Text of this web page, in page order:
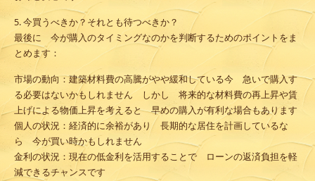
5. 今買うべきか？それとも待つべきか？
最後に 今が購入のタイミングなのかを判断するためのポイントをま
とめます：
市場の動向 ：建築材料費の高騰がやや緩和している今 急いで購入す
る必要はないかもしれません しかし 将来的な材料費の再上昇や賃
上げによる物価上昇を考えると 早めの購入が有利な場合もあります
個人の状況 ：経済的に余裕があり 長期的な居住を計画しているな
ら 今が買い時かもしれません
金利の状況 ：現在の低金利を活用することで ローンの返済負担を軽
減できるチャンスです